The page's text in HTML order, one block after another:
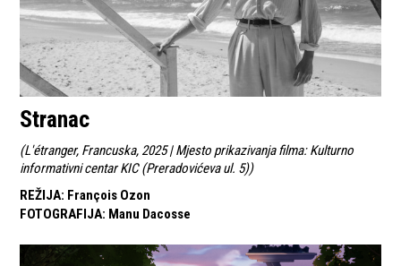
Stranac
(L'étranger, Francuska, 2025 | Mjesto prikazivanja filma: Kulturno
informativni centar KIC (Preradovićeva ul. 5))
REŽIJA: François Ozon
FOTOGRAFIJA: Manu Dacosse